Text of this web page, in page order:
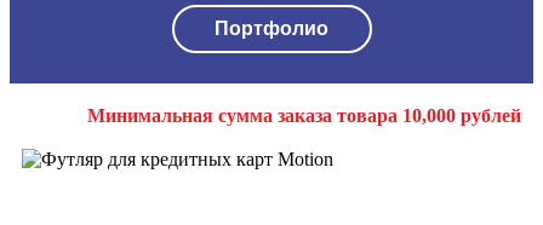
Портфолио
Минимальная сумма заказа товара 10,000 рублей